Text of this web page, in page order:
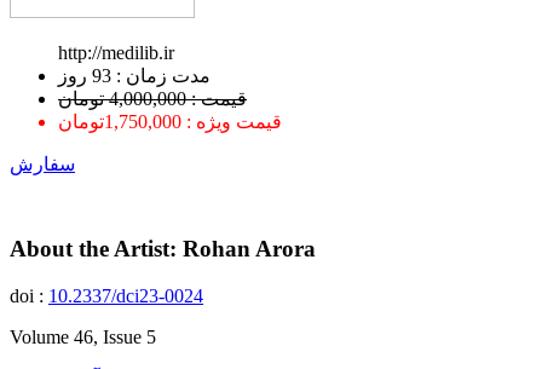
http://medilib.ir
ﻣﺪﺕ ﺯﻣﺎﻥ : 93 ﺭﻭﺯ
قیمت : 4,000,000 تومان
قیمت ویژه : 1,750,000تومان
سفارش
About the Artist: Rohan Arora
doi : 10.2337/dci23-0024
Volume 46, Issue 5